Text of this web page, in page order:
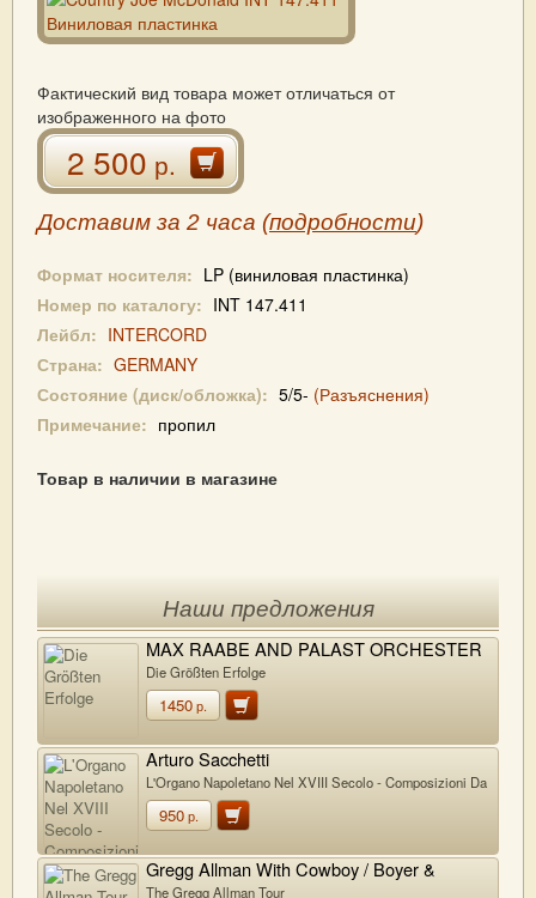
Фактический вид товара может отличаться от
изображенного на фото
2 500р.
Доставим за 2 часа (подробности)
Формат носителя: LP (виниловая пластинка)
Номер по каталогу: INT 147.411
Лейбл: INTERCORD
Страна: GERMANY
Состояние (диск/обложка): 5/5- (Разъяснения)
Примечание: пропил
Товар в наличии в магазине
Наши предложения
MAX RAABE AND PALAST ORCHESTER
Die Größten Erfolge
1450р.
Arturo Sacchetti
L'Organo Napoletano Nel XVIII Secolo - Composizioni Da
Chiesa
950р.
Gregg Allman With Cowboy / Boyer &
Talton
The Gregg Allman Tour